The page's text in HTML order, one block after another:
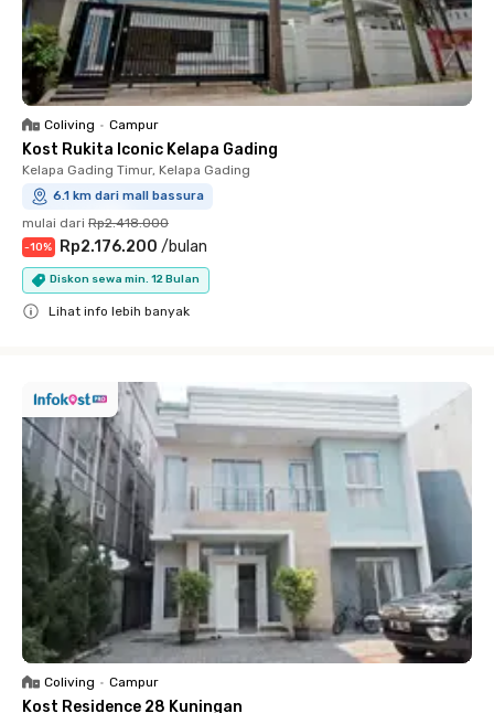
Coliving • Campur
Kost Rukita Iconic Kelapa Gading
Kelapa Gading Timur, Kelapa Gading
6.1 km dari mall bassura
mulai dari Rp2.418.000
-10% Rp2.176.200 /bulan
Diskon sewa min. 12 Bulan
Lihat info lebih banyak
Coliving • Campur
Kost Residence 28 Kuningan